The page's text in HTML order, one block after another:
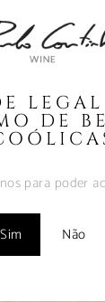
DE
para poder
Sim Não
Fevereiro 10,
MUST –
FONTE –
Fevereiro 9, 2025
BORRAJO –
Vinhos com
Maio 1, 2024